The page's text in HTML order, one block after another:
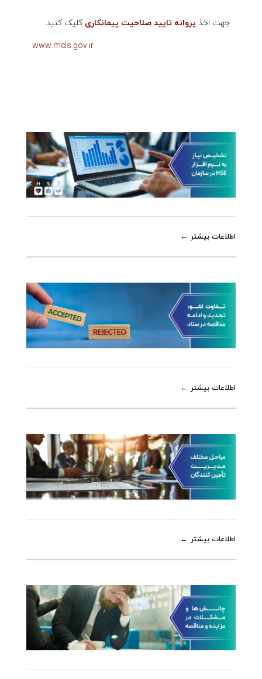
جهت اخذ پروانه تایید صلاحیت پیمانکاری کلیک کنید:
www.mcls.gov.ir
اطلاعات بیشتر
اطلاعات بیشتر
اطلاعات بیشتر